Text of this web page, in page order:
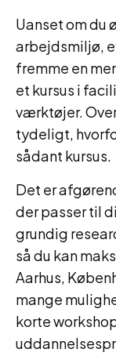
Uanset om du
arbejdsmiljø,
fremme en
et kursus i
værktøjer.
tydeligt,
sådant kursus.
Det er
der passer til
grundig
så du kan
Aarhus,
mange
korte